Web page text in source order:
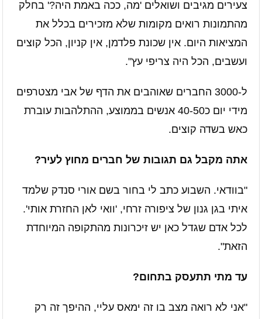
צעירים מגיבים ושואלים 'מה, ככה באמת היה?' בחלק
מהתמונות רואים מקומות שלא מזכירים בכלל את
המציאות היום. אין שכונת פלדמן, אין קניון, הכל קוצים
ועשבים, הכל היה צריפי עץ".
ל-3000 החברים שאוהבים את הדף של אבי מצטרפים
מידי יום כ40-50 אנשים בממוצע, ההתלהבות עוברת
כאש בשדה קוצים.
אתה מקבל גם תגובות של חברים מחוץ לעיר?
"בוודאי. השבוע כתב לי בחור בשם אורי סנדק שלמד
איתי בגן גנון של ציפורה זרחי, 'וואי לאן החזרת אותי'.
לכל אדם שגדל כאן יש זיכרונות מהתקופה המיוחדת
הזאת".
עד מתי תתעסק בתחום?
"אני לא רואה מצב בו זה ימאס עליי, ההיפך זה רק